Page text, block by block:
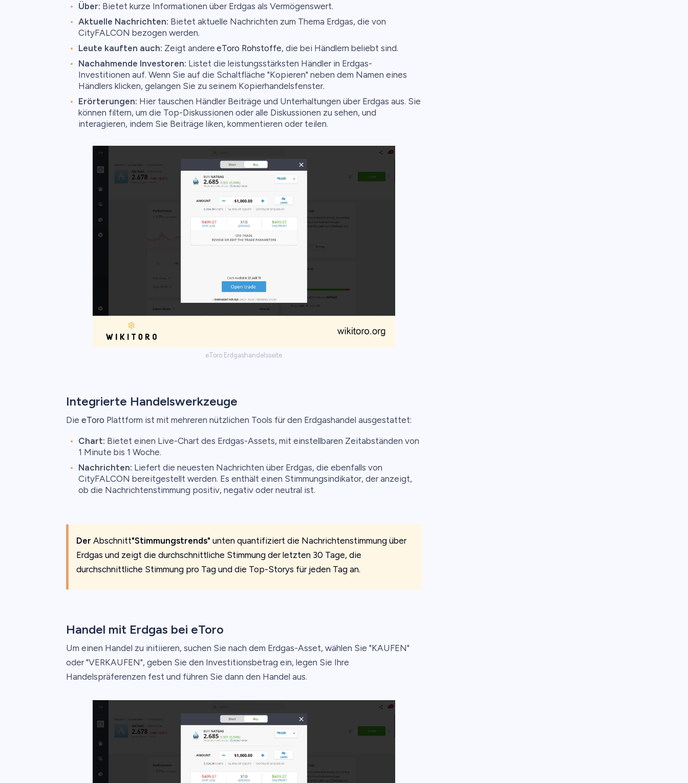
Über: Bietet kurze Informationen über Erdgas als Vermögenswert.
Aktuelle Nachrichten: Bietet aktuelle Nachrichten zum Thema Erdgas, die von
CityFALCON bezogen werden.
Leute kauften auch: Zeigt andereeToro Rohstoffe, die bei Händlern beliebt sind.
Nachahmende Investoren: Listet die leistungsstärksten Händler in Erdgas-
Investitionen auf. Wenn Sie auf die Schaltfläche "Kopieren" neben dem Namen eines
Händlers klicken, gelangen Sie zu seinem Kopierhandelsfenster.
Erörterungen: Hier tauschen Händler Beiträge und Unterhaltungen über Erdgas aus. Sie
können filtern, um die Top-Diskussionen oder alle Diskussionen zu sehen, und
interagieren, indem Sie Beiträge liken, kommentieren oder teilen.
eToro Erdgashandelsseite
Integrierte Handelswerkzeuge
Die eToro Plattform ist mit mehreren nützlichen Tools für den Erdgashandel ausgestattet:
Chart: Bietet einen Live-Chart des Erdgas-Assets, mit einstellbaren Zeitabständen von
1 Minute bis 1 Woche.
Nachrichten: Liefert die neuesten Nachrichten über Erdgas, die ebenfalls von
CityFALCON bereitgestellt werden. Es enthält einen Stimmungsindikator, der anzeigt,
ob die Nachrichtenstimmung positiv, negativ oder neutral ist.
Der Abschnitt"Stimmungstrends" unten quantifiziert die Nachrichtenstimmung über
Erdgas und zeigt die durchschnittliche Stimmung der letzten 30 Tage, die
durchschnittliche Stimmung pro Tag und die Top-Storys für jeden Tag an.
Handel mit Erdgas bei eToro
Um einen Handel zu initiieren, suchen Sie nach dem Erdgas-Asset, wählen Sie "KAUFEN"
oder "VERKAUFEN", geben Sie den Investitionsbetrag ein, legen Sie Ihre
Handelspräferenzen fest und führen Sie dann den Handel aus.